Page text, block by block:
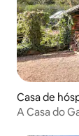
Casa de
A Casa do